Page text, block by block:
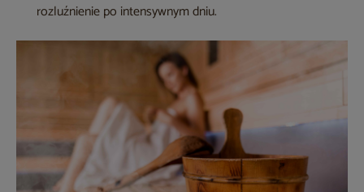
rozluźnienie po intensywnym dniu.